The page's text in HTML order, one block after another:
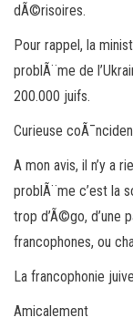
dÃ©risoires.
Pour rappel, la
problÃ¨me de
200.000 juifs.
Curieuse
A mon avis, il n’y a
problÃ¨me c’est la
trop d’Ã©go, d’une
francophones, ou
La francophonie
Amicalement